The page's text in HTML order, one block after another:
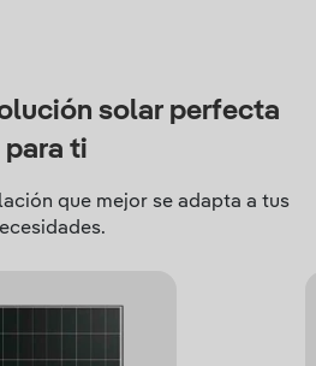
solar perfecta
para ti
que mejor se adapta a tus